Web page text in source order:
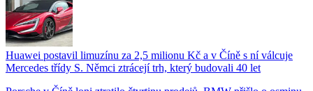
Huawei postavil limuzínu za 2,5 milionu Kč a v Číně s ní válcuje
Mercedes třídy S. Němci ztrácejí trh, který budovali 40 let